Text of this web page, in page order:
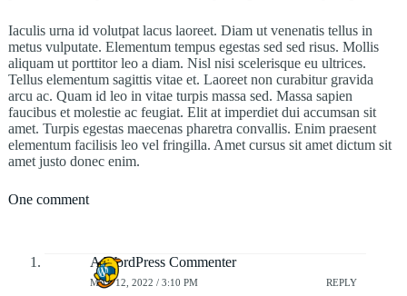
Iaculis urna id volutpat lacus laoreet. Diam ut venenatis tellus in
metus vulputate. Elementum tempus egestas sed sed risus. Mollis
aliquam ut porttitor leo a diam. Nisl nisi scelerisque eu ultrices.
Tellus elementum sagittis vitae et. Laoreet non curabitur gravida
arcu ac. Quam id leo in vitae turpis massa sed. Massa sapien
faucibus et molestie ac feugiat. Elit at imperdiet dui accumsan sit
amet. Turpis egestas maecenas pharetra convallis. Enim praesent
elementum facilisis leo vel fringilla. Amet cursus sit amet dictum sit
amet justo donec enim.
One comment
A WordPress Commenter
MAY 12, 2022 / 3:10 PM REPLY